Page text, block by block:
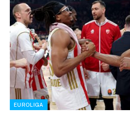
EUROLIGA